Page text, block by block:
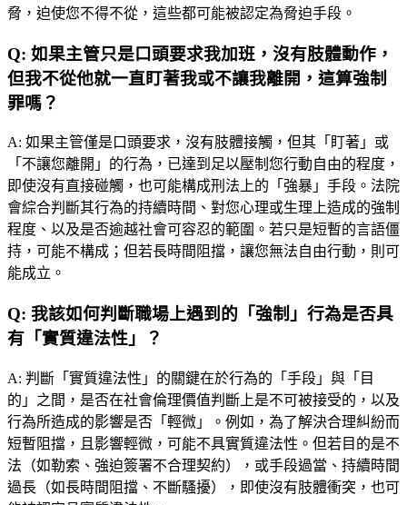
脅，迫使您不得不從，這些都可能被認定為脅迫手段。
Q: 如果主管只是口頭要求我加班，沒有肢體動作，
但我不從他就一直盯著我或不讓我離開，這算強制
罪嗎？
A: 如果主管僅是口頭要求，沒有肢體接觸，但其「盯著」或
「不讓您離開」的行為，已達到足以壓制您行動自由的程度，
即使沒有直接碰觸，也可能構成刑法上的「強暴」手段。法院
會綜合判斷其行為的持續時間、對您心理或生理上造成的強制
程度、以及是否逾越社會可容忍的範圍。若只是短暫的言語僵
持，可能不構成；但若長時間阻擋，讓您無法自由行動，則可
能成立。
Q: 我該如何判斷職場上遇到的「強制」行為是否具
有「實質違法性」？
A: 判斷「實質違法性」的關鍵在於行為的「手段」與「目
的」之間，是否在社會倫理價值判斷上是不可被接受的，以及
行為所造成的影響是否「輕微」。例如，為了解決合理糾紛而
短暫阻擋，且影響輕微，可能不具實質違法性。但若目的是不
法（如勒索、強迫簽署不合理契約），或手段過當、持續時間
過長（如長時間阻擋、不斷騷擾），即使沒有肢體衝突，也可